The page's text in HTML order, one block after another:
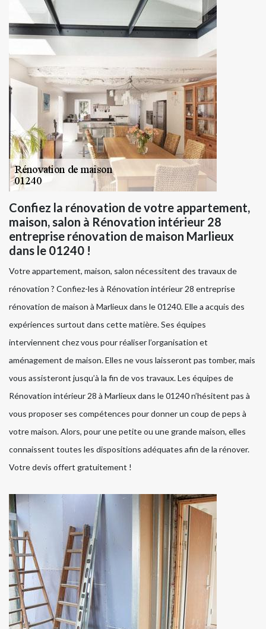
Confiez la rénovation de votre appartement,
maison, salon à Rénovation intérieur 28
entreprise rénovation de maison Marlieux
dans le 01240 !
Votre appartement, maison, salon nécessitent des travaux de
rénovation ? Confiez-les à Rénovation intérieur 28 entreprise
rénovation de maison à Marlieux dans le 01240. Elle a acquis des
expériences surtout dans cette matière. Ses équipes
interviennent chez vous pour réaliser l’organisation et
aménagement de maison. Elles ne vous laisseront pas tomber, mais
vous assisteront jusqu’à la fin de vos travaux. Les équipes de
Rénovation intérieur 28 à Marlieux dans le 01240 n’hésitent pas à
vous proposer ses compétences pour donner un coup de peps à
votre maison. Alors, pour une petite ou une grande maison, elles
connaissent toutes les dispositions adéquates afin de la rénover.
Votre devis offert gratuitement !